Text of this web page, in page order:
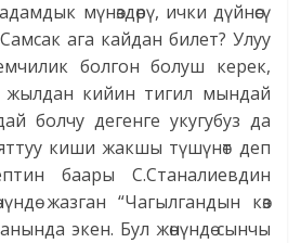
мүнөздөрү, ички дүйнөсү
ага кайдан билет? Улуу
болгон болуш керек,
жылдан кийин тигил мындай
болчу дегенге укугубуз да
киши жакшы түшүнөт деп
баары С.Станалиевдин
жазган “Чагылгандын көз
экен. Бул жөнүндө сынчы